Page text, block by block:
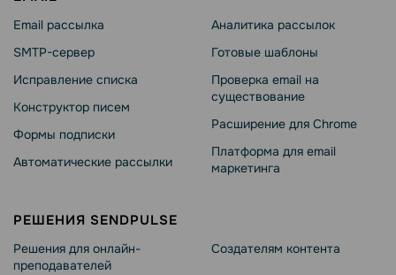
Email рассылка
SMTP-сервер
Исправление списка
Конструктор писем
Формы подписки
Автоматические рассылки
Аналитика рассылок
Готовые шаблоны
Проверка email на
существование
Расширение для Chrome
Платформа для email
маркетинга
РЕШЕНИЯ SENDPULSE
Решения для онлайн-
преподавателей
Создателям контента